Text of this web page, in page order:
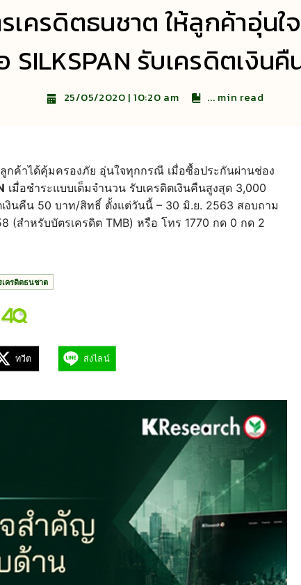
เครดิตธนชาต ให้ลูกค้าอุ่น
SILKSPAN รับเครดิตเงิ
25/05/2020 | 10:20 am ... min read
กค้าได้คุ้มครองภัย อุ่นใจทุกกรณี เมื่อซื้อประกันผ่านช่อง
เมื่อชำระแบบเต็มจำนวน รับเครดิตเงินคืนสูงสุด 3,000
งินคืน 50 บาท/สิทธิ์ ตั้งแต่วันนี้ – 30 มิ.ย. 2563 สอบถาม
(สำหรับบัตรเครดิต TMB) หรือ โทร 1770 กด 0 กด 2
เครดิตธนชาต
ทวีต ส่งไลน์